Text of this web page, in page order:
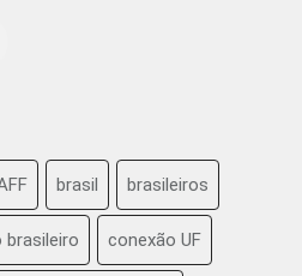
brasil brasileiros
conexão UF